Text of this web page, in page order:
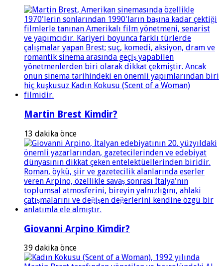
Martin Brest Kimdir?
13 dakika önce
Giovanni Arpino Kimdir?
39 dakika önce